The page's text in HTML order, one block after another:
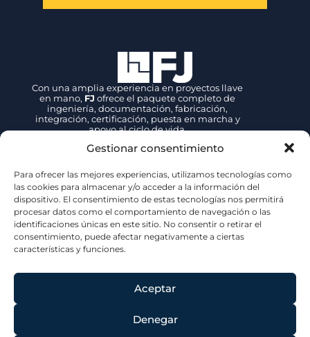
Gestionar consentimiento
Para ofrecer las mejores experiencias, utilizamos tecnologías como
las cookies para almacenar y/o acceder a la información del
dispositivo. El consentimiento de estas tecnologías nos permitirá
procesar datos como el comportamiento de navegación o las
identificaciones únicas en este sitio. No consentir o retirar el
consentimiento, puede afectar negativamente a ciertas
características y funciones.
Aceptar
Denegar
Con una amplia experiencia en proyectos llave
en mano, FJ ofrece el paquete completo de
ingeniería, documentación, fabricación,
integración, certificación, puesta en marcha y
apoyo al ciclo de vida.
+34 942 89 27 39
fjsales@fjove.com
FJ | Fernandez Jove
P.E. Tanos – Viérnoles,
C/ La Espina, 44, 39300, Cantabria – ESPAÑA
Certificaciones